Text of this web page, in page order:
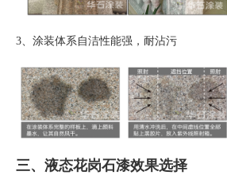
3、 涂装体系自洁性能强，耐沾污
三、液态花岗石漆效果选择